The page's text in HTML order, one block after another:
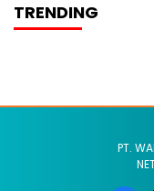
TRENDING
PT.